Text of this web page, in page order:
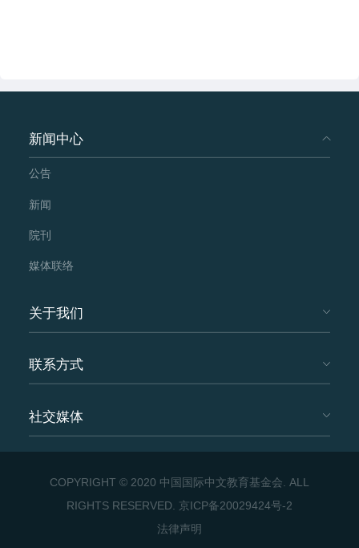
新闻中心
公告
新闻
院刊
媒体联络
关于我们
联系方式
社交媒体
COPYRIGHT © 2020 中国国际中文教育基金会. ALL
RIGHTS RESERVED. 京ICP备20029424号-2
法律声明